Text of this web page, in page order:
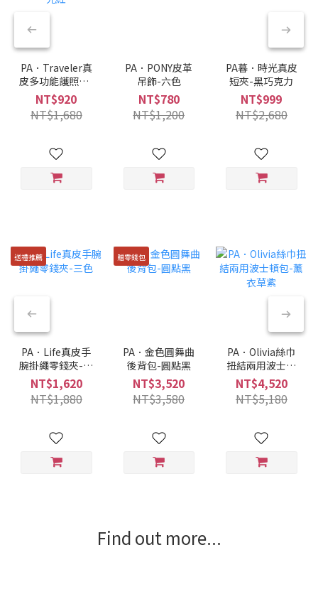
PA．Traveler真
皮多功能護照包-
珠光紅
NT$920
NT$1,680
PA．PONY皮革
吊飾-六色
NT$780
NT$1,200
PA暮．時光真皮
短夾-黑巧克力
NT$999
NT$2,680
送禮推薦
PA．Life真皮手
腕掛繩零錢夾-三
色
NT$1,620
NT$1,880
贈零錢包
PA．金色圓舞曲
後背包-圓點黑
NT$3,520
NT$3,580
PA．Olivia絲巾
扭結兩用波士頓
包-薰衣草紫
NT$4,520
NT$5,180
Find out more...